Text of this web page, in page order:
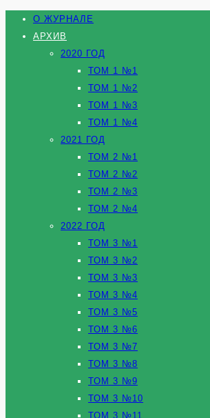
О ЖУРНАЛЕ
АРХИВ
2020 ГОД
ТОМ 1 №1
ТОМ 1 №2
ТОМ 1 №3
ТОМ 1 №4
2021 ГОД
ТОМ 2 №1
ТОМ 2 №2
ТОМ 2 №3
ТОМ 2 №4
2022 ГОД
ТОМ 3 №1
ТОМ 3 №2
ТОМ 3 №3
ТОМ 3 №4
ТОМ 3 №5
ТОМ 3 №6
ТОМ 3 №7
ТОМ 3 №8
ТОМ 3 №9
ТОМ 3 №10
ТОМ 3 №11